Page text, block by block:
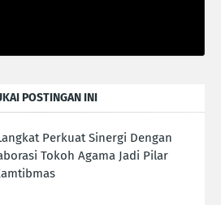
POSTINGAN INI
Perkuat Sinergi Dengan
Tokoh Agama Jadi Pilar